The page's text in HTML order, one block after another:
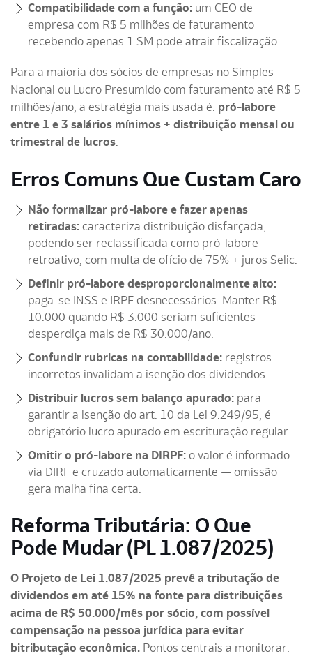
Compatibilidade com a função: um CEO de
empresa com R$ 5 milhões de faturamento
recebendo apenas 1 SM pode atrair fiscalização.
Para a maioria dos sócios de empresas no Simples
Nacional ou Lucro Presumido com faturamento até R$ 5
milhões/ano, a estratégia mais usada é: pró-labore
entre 1 e 3 salários mínimos + distribuição mensal ou
trimestral de lucros.
Erros Comuns Que Custam Caro
Não formalizar pró-labore e fazer apenas
retiradas: caracteriza distribuição disfarçada,
podendo ser reclassificada como pró-labore
retroativo, com multa de ofício de 75% + juros Selic.
Definir pró-labore desproporcionalmente alto:
paga-se INSS e IRPF desnecessários. Manter R$
10.000 quando R$ 3.000 seriam suficientes
desperdiça mais de R$ 30.000/ano.
Confundir rubricas na contabilidade: registros
incorretos invalidam a isenção dos dividendos.
Distribuir lucros sem balanço apurado: para
garantir a isenção do art. 10 da Lei 9.249/95, é
obrigatório lucro apurado em escrituração regular.
Omitir o pró-labore na DIRPF: o valor é informado
via DIRF e cruzado automaticamente — omissão
gera malha fina certa.
Reforma Tributária: O Que
Pode Mudar (PL 1.087/2025)
O Projeto de Lei 1.087/2025 prevê a tributação de
dividendos em até 15% na fonte para distribuições
acima de R$ 50.000/mês por sócio, com possível
compensação na pessoa jurídica para evitar
bitributação econômica. Pontos centrais a monitorar: